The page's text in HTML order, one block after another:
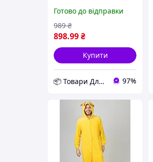
Готово до відправки
898.99₴
989 ₴
Купити
📦 Товари Для Дому 97%